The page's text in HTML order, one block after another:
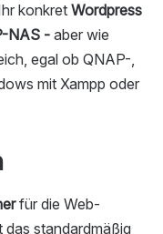
konkret Wordpress
NAS -aber wie
egal ob QNAP-,
mit Xampp oder
für die Web-
standardmäßig